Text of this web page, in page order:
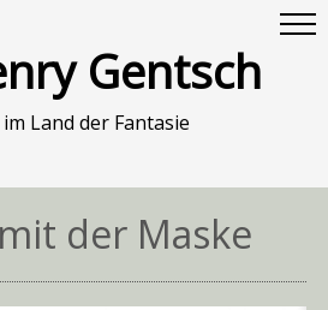
Gentsch
Land der Fantasie
der Maske